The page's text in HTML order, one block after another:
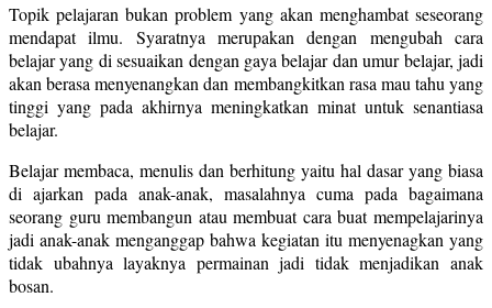
Topik pelajaran bukan problem yang akan menghambat seseorang
mendapat ilmu. Syaratnya merupakan dengan mengubah cara
belajar yang di sesuaikan dengan gaya belajar dan umur belajar, jadi
akan berasa menyenangkan dan membangkitkan rasa mau tahu yang
tinggi yang pada akhirnya meningkatkan minat untuk senantiasa
belajar.
Belajar membaca, menulis dan berhitung yaitu hal dasar yang biasa
di ajarkan pada anak-anak, masalahnya cuma pada bagaimana
seorang guru membangun atau membuat cara buat mempelajarinya
jadi anak-anak menganggap bahwa kegiatan itu menyenagkan yang
tidak ubahnya layaknya permainan jadi tidak menjadikan anak
bosan.